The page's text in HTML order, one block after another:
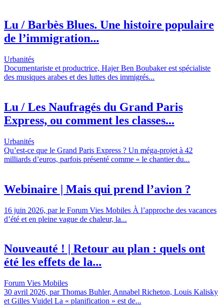
Lu / Barbès Blues. Une histoire populaire
de l’immigration...
Urbanités
Documentariste et productrice, Hajer Ben Boubaker est spécialiste
des musiques arabes et des luttes des immigrés...
Lu / Les Naufragés du Grand Paris
Express, ou comment les classes...
Urbanités
Qu’est-ce que le Grand Paris Express ? Un méga-projet à 42
milliards d’euros, parfois présenté comme « le chantier du...
Webinaire | Mais qui prend l’avion ?
16 juin 2026, par le Forum Vies Mobiles À l’approche des vacances
d’été et en pleine vague de chaleur, la...
Nouveauté ! | Retour au plan : quels ont
été les effets de la...
Forum Vies Mobiles
30 avril 2026, par Thomas Buhler, Annabel Richeton, Louis Kalisky
et Gilles Vuidel La « planification » est de...